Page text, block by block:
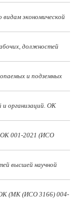
экономической
должностей
и подземных
и организаций. ОК
ОК 001-2021 (ИСО
высшей научной
ОК (МК (ИСО 3166) 004-